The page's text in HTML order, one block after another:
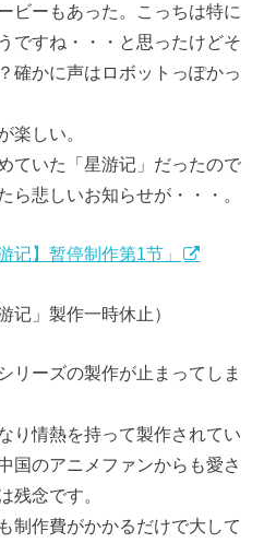
ビーもあった。こっちは特に
ですね・・・と思ったけどそ
確かに声はロボットっぽかっ
楽しい。
ていた「星游记」だったので
ら悲しいお知らせが・・・。
】暂停制作第1节」
记」製作一時休止）
リーズの製作が止まってしま
り情熱を持って製作されてい
国のアニメファンからも愛さ
残念です。
制作費がかかるだけで大して